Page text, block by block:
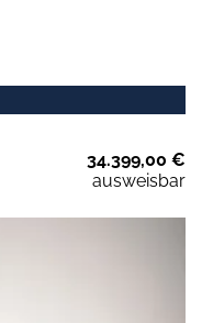
34.399,00 €
ausweisbar